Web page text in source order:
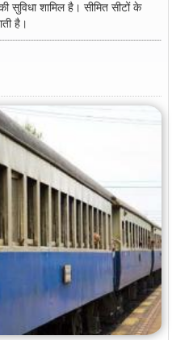
सुविधा शामिल है। सीमित सीटों के
है।